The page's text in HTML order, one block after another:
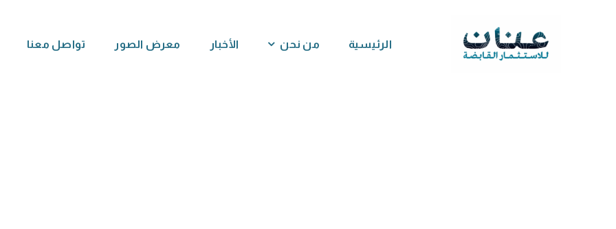
الرئيسية من نحن الأخبار معرض الصور تواصل معنا